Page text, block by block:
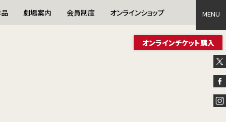
劇場案内 会員制度 オンラインショップ MENU
MENU
オンラインチケット購入